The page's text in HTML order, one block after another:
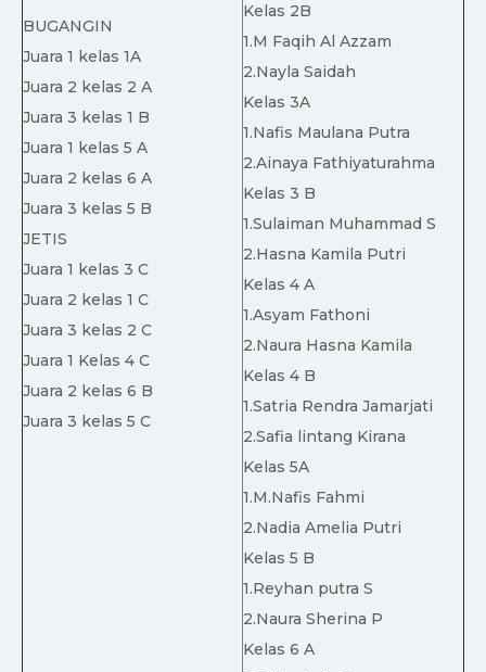
BUGANGIN
Juara 1 kelas 1A
Juara 2 kelas 2 A
Juara 3 kelas 1 B
Juara 1 kelas 5 A
Juara 2 kelas 6 A
Juara 3 kelas 5 B
JETIS
Juara 1 kelas 3 C
Juara 2 kelas 1 C
Juara 3 kelas 2 C
Juara 1 Kelas 4 C
Juara 2 kelas 6 B
Juara 3 kelas 5 C
Kelas 2B
1.M Faqih Al Azzam
2.Nayla Saidah
Kelas 3A
1.Nafis Maulana Putra
2.Ainaya Fathiyaturahma
Kelas 3 B
1.Sulaiman Muhammad S
2.Hasna Kamila Putri
Kelas 4 A
1.Asyam Fathoni
2.Naura Hasna Kamila
Kelas 4 B
1.Satria Rendra Jamarjati
2.Safia lintang Kirana
Kelas 5A
1.M.Nafis Fahmi
2.Nadia Amelia Putri
Kelas 5 B
1.Reyhan putra S
2.Naura Sherina P
Kelas 6 A